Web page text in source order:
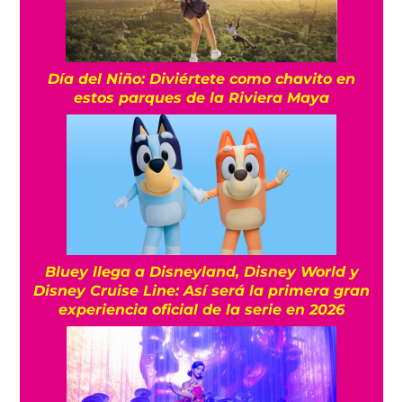
Día del Niño: Diviértete como chavito en
estos parques de la Riviera Maya
Bluey llega a Disneyland, Disney World y
Disney Cruise Line: Así será la primera gran
experiencia oficial de la serie en 2026